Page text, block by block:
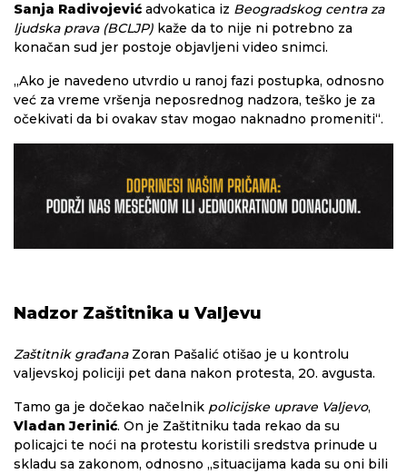
Sanja Radivojević advokatica iz Beogradskog centra za
ljudska prava (BCLJP) kaže da to nije ni potrebno za
konačan sud jer postoje objavljeni video snimci.
„Ako je navedeno utvrdio u ranoj fazi postupka, odnosno
već za vreme vršenja neposrednog nadzora, teško je za
očekivati da bi ovakav stav mogao naknadno promeniti“.
Nadzor Zaštitnika u Valjevu
Zaštitnik građanaZoran Pašalić otišao je u kontrolu
valjevskoj policiji pet dana nakon protesta, 20. avgusta.
Tamo ga je dočekao načelnik policijske uprave Valjevo,
Vladan Jerinić. On je Zaštitniku tada rekao da su
policajci te noći na protestu koristili sredstva prinude u
skladu sa zakonom, odnosno „situacijama kada su oni bili